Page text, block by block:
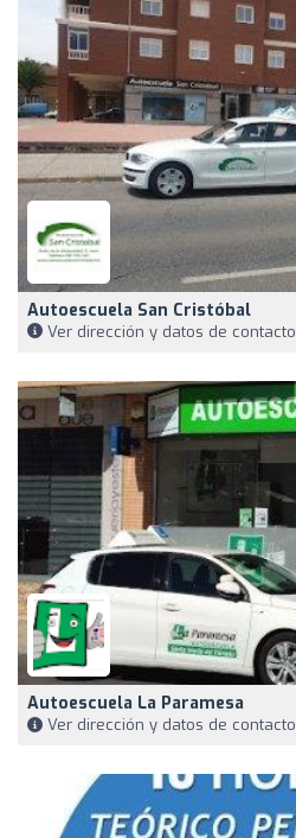
Autoescuela San Cristóbal
Ver dirección y datos de contacto
Autoescuela La Paramesa
Ver dirección y datos de contacto